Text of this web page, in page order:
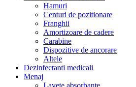
Hamuri
Centuri de pozitionare
Franghii
Amortizoare de cadere
Carabine
Dispozitive de ancorare
Altele
Dezinfectanti medicali
Menaj